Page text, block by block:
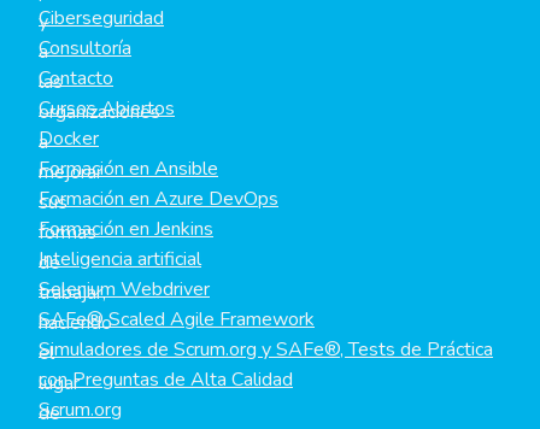
y
a
las
organizaciones
a
mejorar
sus
formas
de
trabajar,
haciendo
el
lugar
de
Ciberseguridad
Consultoría
Contacto
Cursos Abiertos
Docker
Formación en Ansible
Formación en Azure DevOps
Formación en Jenkins
Inteligencia artificial
Selenium Webdriver
SAFe® Scaled Agile Framework
Simuladores de Scrum.org y SAFe®, Tests de Práctica
con Preguntas de Alta Calidad
Scrum.org